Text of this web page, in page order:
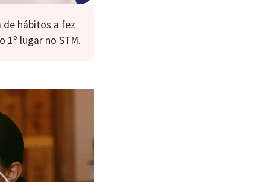
de hábitos a fez
1º lugar no STM.